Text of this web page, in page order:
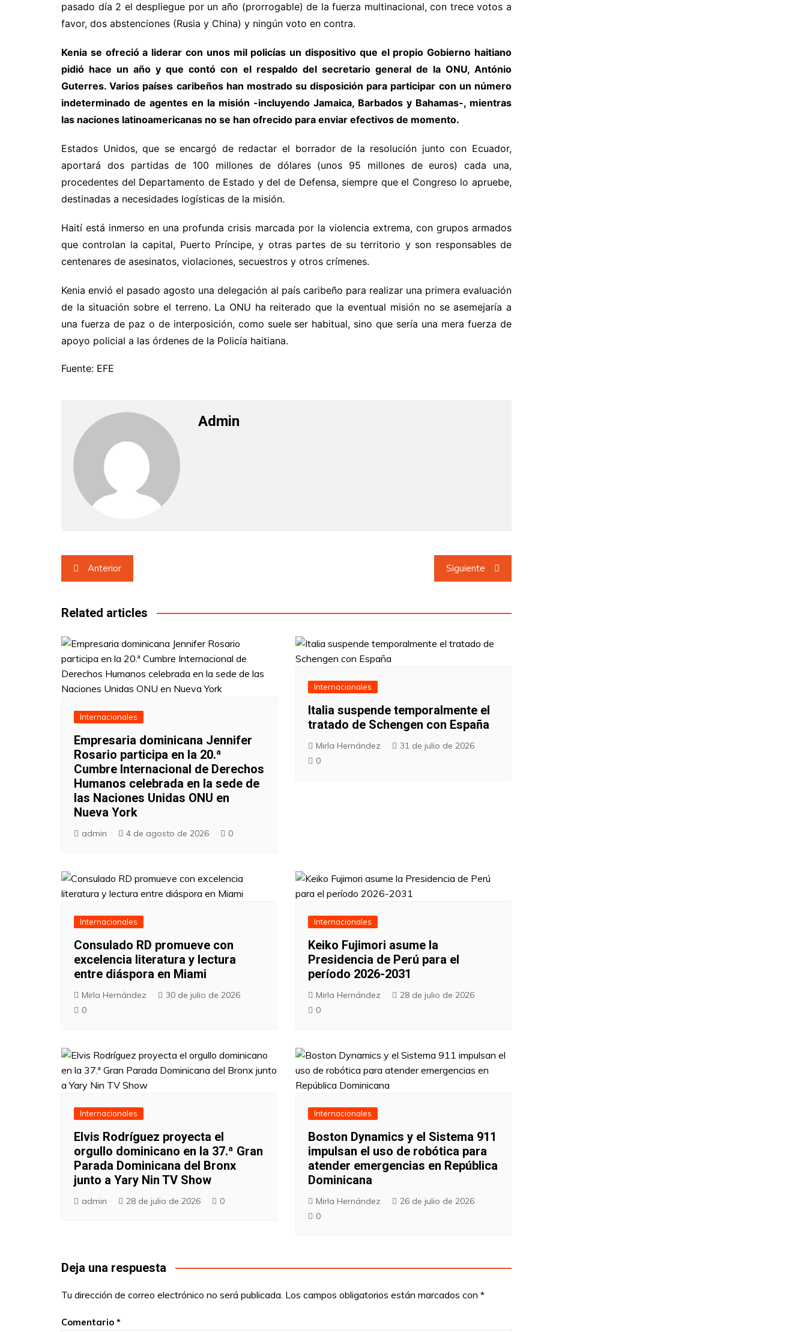
pasado día 2 el despliegue por un año (prorrogable) de la fuerza multinacional, con trece votos a
favor, dos abstenciones (Rusia y China) y ningún voto en contra.
Kenia se ofreció a liderar con unos mil policías un dispositivo que el propio Gobierno haitiano
pidió hace un año y que contó con el respaldo del secretario general de la ONU, António
Guterres. Varios países caribeños han mostrado su disposición para participar con un número
indeterminado de agentes en la misión -incluyendo Jamaica, Barbados y Bahamas-, mientras
las naciones latinoamericanas no se han ofrecido para enviar efectivos de momento.
Estados Unidos, que se encargó de redactar el borrador de la resolución junto con Ecuador,
aportará dos partidas de 100 millones de dólares (unos 95 millones de euros) cada una,
procedentes del Departamento de Estado y del de Defensa, siempre que el Congreso lo apruebe,
destinadas a necesidades logísticas de la misión.
Haití está inmerso en una profunda crisis marcada por la violencia extrema, con grupos armados
que controlan la capital, Puerto Príncipe, y otras partes de su territorio y son responsables de
centenares de asesinatos, violaciones, secuestros y otros crímenes.
Kenia envió el pasado agosto una delegación al país caribeño para realizar una primera evaluación
de la situación sobre el terreno. La ONU ha reiterado que la eventual misión no se asemejaría a
una fuerza de paz o de interposición, como suele ser habitual, sino que sería una mera fuerza de
apoyo policial a las órdenes de la Policía haitiana.
Fuente: EFE
Admin
Navegación
de
entradas
Anterior Siguiente
Related articles
Internacionales
Empresaria dominicana Jennifer
Rosario participa en la 20.ª
Cumbre Internacional de Derechos
Humanos celebrada en la sede de
las Naciones Unidas ONU en
Nueva York
admin 4 de agosto de 2026 0
Internacionales
Italia suspende temporalmente el
tratado de Schengen con España
Mirla Hernández
31 de julio de 2026
0
Internacionales
Consulado RD promueve con
excelencia literatura y lectura
entre diáspora en Miami
Mirla Hernández
30 de julio de 2026
0
Internacionales
Keiko Fujimori asume la
Presidencia de Perú para el
período 2026-2031
Mirla Hernández
28 de julio de 2026
0
Internacionales
Elvis Rodríguez proyecta el
orgullo dominicano en la 37.ª Gran
Parada Dominicana del Bronx
junto a Yary Nin TV Show
admin 28 de julio de 2026 0
Internacionales
Boston Dynamics y el Sistema 911
impulsan el uso de robótica para
atender emergencias en República
Dominicana
Mirla Hernández
26 de julio de 2026
0
Deja una respuesta
Tu dirección de correo electrónico no será publicada. Los campos obligatorios están marcados con *
Comentario *